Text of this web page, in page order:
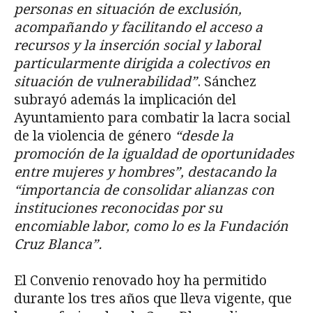
personas en situación de exclusión,
acompañando y facilitando el acceso a
recursos y la inserción social y laboral
particularmente dirigida a colectivos en
situación de vulnerabilidad”. Sánchez
subrayó además la implicación del
Ayuntamiento para combatir la lacra social
de la violencia de género “desde la
promoción de la igualdad de oportunidades
entre mujeres y hombres”, destacando la
“importancia de consolidar alianzas con
instituciones reconocidas por su
encomiable labor, como lo es la Fundación
Cruz Blanca”.
El Convenio renovado hoy ha permitido
durante los tres años que lleva vigente, que